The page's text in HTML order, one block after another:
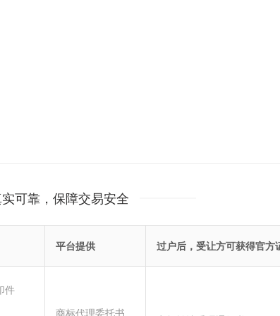
可靠，保障交易安全
平台提供 过户后，受让方可获得官方
件
商标代理委托书